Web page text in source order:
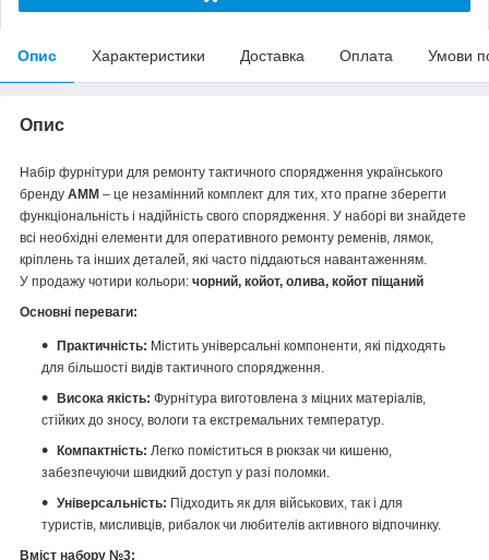
Опис Характеристики Доставка Оплата Умови
Опис
Набір фурнітури для ремонту тактичного спорядження українського
бренду АММ – це незамінний комплект для тих, хто прагне зберегти
функціональність і надійність свого спорядження. У наборі ви знайдете
всі необхідні елементи для оперативного ремонту ременів, лямок,
кріплень та інших деталей, які часто піддаються навантаженням.
У продажу чотири кольори: чорний, койот, олива, койот піщаний
Основні переваги:
Практичність: Містить універсальні компоненти, які підходять
для більшості видів тактичного спорядження.
Висока якість: Фурнітура виготовлена з міцних матеріалів,
стійких до зносу, вологи та екстремальних температур.
Компактність: Легко поміститься в рюкзак чи кишеню,
забезпечуючи швидкий доступ у разі поломки.
Універсальність: Підходить як для військових, так і для
туристів, мисливців, рибалок чи любителів активного відпочинку.
Вміст набору №3: